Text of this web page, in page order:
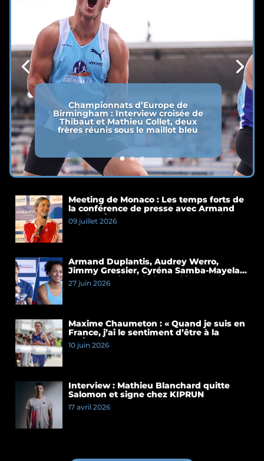
Championnats d’Europe de
Birmingham : Interview croisée de
Thibaut et Mathieu Collet, deux
frères réunis sous le maillot bleu
Meeting de Monaco : Les temps forts de
la conférence de presse avec Armand
Duplantis et Cassandre Beaugrand
09 juillet 2026
Armand Duplantis, Audrey Werro,
Jimmy Gressier, Cyréna Samba-Mayela…
Les temps forts de la conférence de
presse du Meeting de Paris 2026
27 juin 2026
Maxime Chaumeton : « Quand je suis en
France, j’ai le sentiment d’être à la
maison »
10 juin 2026
Interview : Mathieu Blanchard quitte
Salomon et signe chez KIPRUN
17 avril 2026